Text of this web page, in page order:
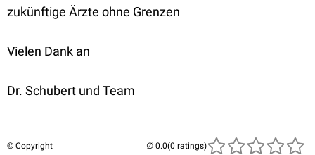
zukünftige Ärzte ohne Grenzen
Vielen Dank an
Dr. Schubert und Team
© Copyright (0 ratings)